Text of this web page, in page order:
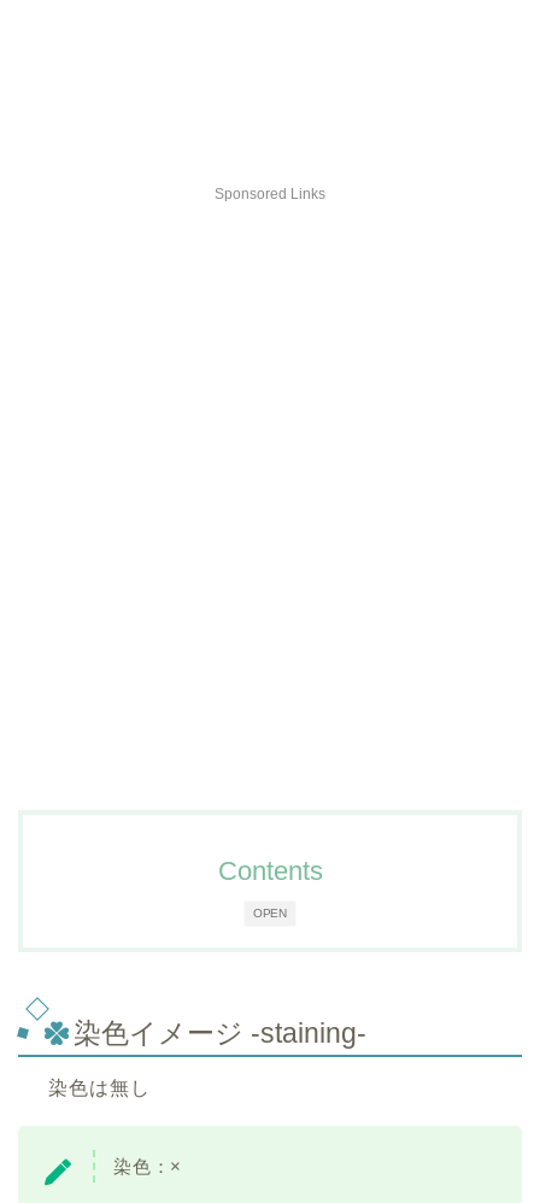
Sponsored Links
OPEN
Contents
染色イメージ -staining-
染色は無し
染色：×